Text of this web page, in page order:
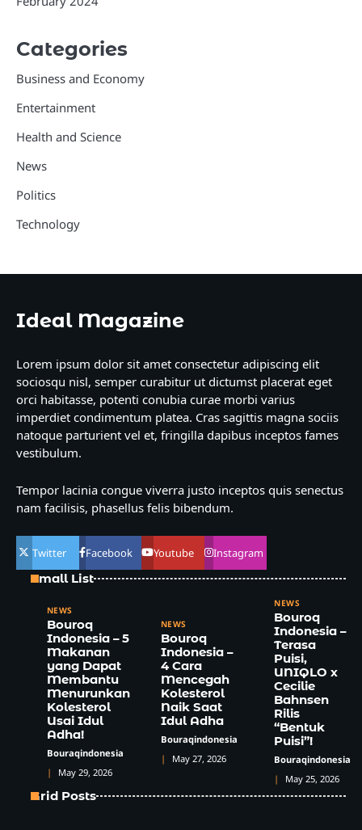
Categories
Business and Economy
Entertainment
Health and Science
News
Politics
Technology
Ideal Magazine
Lorem ipsum dolor sit amet consectetur adipiscing elit
sociosqu nisl, semper curabitur ut dictumst placerat eget
orci habitasse, potenti conubia curae morbi varius
imperdiet condimentum platea. Cras sagittis magna sociis
natoque parturient vel et, fringilla dapibus inceptos fames
vestibulum.
Tempor lacinia congue viverra justo inceptos quis senectus
nam facilisis, phasellus felis bibendum.
Twitter Facebook Youtube Instagram
Small List
NEWS
Bouroq
Indonesia – 5
Makanan
yang Dapat
Membantu
Menurunkan
Kolesterol
Usai Idul
Adha!
Bouraqindonesia
May 29, 2026
NEWS
Bouroq
Indonesia –
4 Cara
Mencegah
Kolesterol
Naik Saat
Idul Adha
Bouraqindonesia
May 27, 2026
NEWS
Bouroq
Indonesia –
Terasa
Puisi,
UNIQLO x
Cecilie
Bahnsen
Rilis
“Bentuk
Puisi”!
Bouraqindonesia
May 25, 2026
Grid Posts